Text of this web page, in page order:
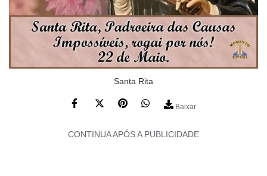
Santa Rita
Baixar
CONTINUA APÓS A PUBLICIDADE